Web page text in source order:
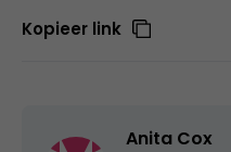
Kopieer link
Anita Cox